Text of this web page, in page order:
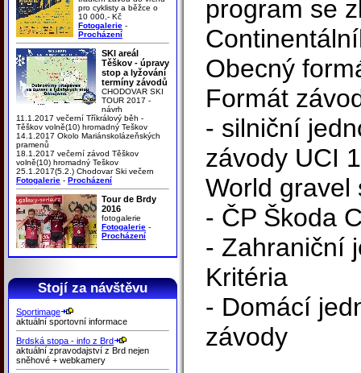
pro cyklisty a běžce o
10 000,- Kč
Fotogalerie -
Procházení
SKI areál
Těškov - úpravy
stop a lyžování
termíny závodů
CHODOVAR SKI
TOUR 2017 -
návrh
11.1.2017 večerní Tříkrálový běh -
Těškov volně(10) hromadný Teškov
14.1.2017 Okolo Mariánskolázeňských
pramenů
18.1.2017 večerní závod Těškov
volně(10) hromadný Teškov
25.1.2017(5.2.) Chodovar Ski večern
Fotogalerie - Procházení
Tour de Brdy
2016
fotogalerie
Fotogalerie -
Procházení
Stojí za návštěvu
Sportimage
aktuální sportovní informace
Brdská stopa - info z Brd
aktuální zpravodajství z Brd nejen
sněhové + webkamery
program se
Obecný
Formát
- silniční
závody UCI
World gravel
- ČP Škoda
- Zahraniční
Kritéria
- Domácí
závody